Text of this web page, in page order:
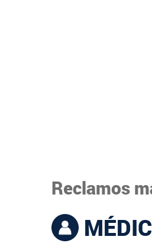
Reclamos